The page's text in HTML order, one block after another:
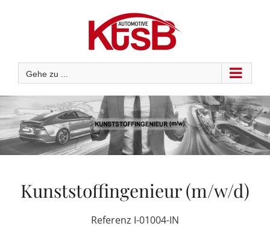
Gehe zu ...
Kunststoffingenieur (m/w/d)
Referenz I-01004-IN